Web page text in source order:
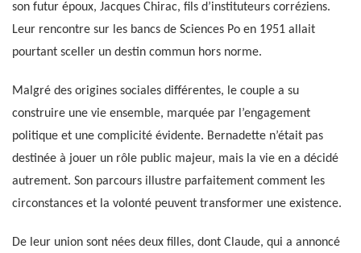
son futur époux, Jacques Chirac, fils d’instituteurs corréziens.
Leur rencontre sur les bancs de Sciences Po en 1951 allait
pourtant sceller un destin commun hors norme.
Malgré des origines sociales différentes, le couple a su
construire une vie ensemble, marquée par l’engagement
politique et une complicité évidente. Bernadette n’était pas
destinée à jouer un rôle public majeur, mais la vie en a décidé
autrement. Son parcours illustre parfaitement comment les
circonstances et la volonté peuvent transformer une existence.
De leur union sont nées deux filles, dont Claude, qui a annoncé